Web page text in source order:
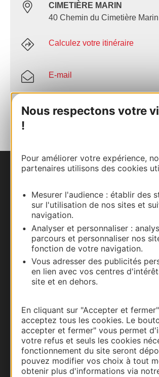
Nous respectons votre
!
Pour améliorer votre expérience,
partenaires utilisons des cookies
Mesurer l'audience : établir des
sur l'utilisation de nos sites et
navigation.
Analyser et personnaliser :
parcours et personnaliser nos
fonction de votre navigation.
Vous adresser des publicités
en lien avec vos centres
site et en dehors.
En cliquant sur "Accepter et
acceptez tous les cookies. Le
accepter et fermer" vous permet
votre refus et seuls les cookies
fonctionnement du site seront
pouvez modifier vos choix à tout
obtenir plus d'informations via
CIMETIÈRE MARIN
40 Chemin du Cimetière
Calculez votre itinéraire
E-mail
AU CARNET
Carte interactive
Documentation
Thermalisme
Business/Mice